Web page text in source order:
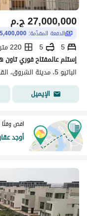
ج.م27,000,000
الدفعة المقدّمة: 5,400,000 ج.م
5
5
220 متر مربع
الباتيو 5، مدينة الشروق، القاهرة
الإيميل
اقض وقتًا
أوجد